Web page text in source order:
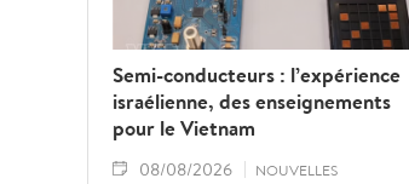
Semi-conducteurs : l’expérience
israélienne, des enseignements
pour le Vietnam
08/08/2026 NOUVELLES